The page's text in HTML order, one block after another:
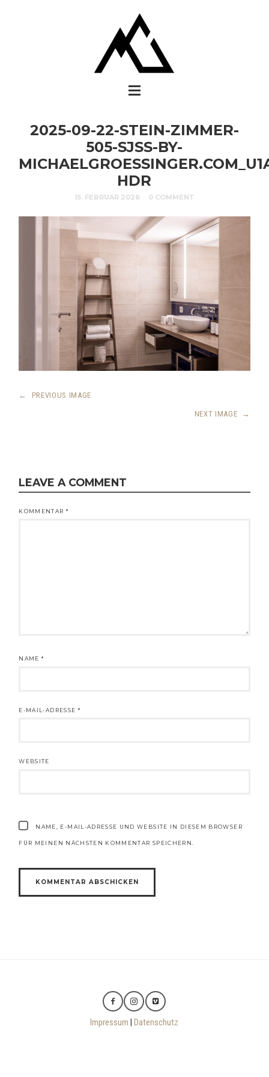
2025-09-22-STEIN-ZIMMER-
505-SJSS-BY-
HDR
15. FEBRUAR 2026 0 COMMENT
← PREVIOUS IMAGE
NEXT IMAGE →
LEAVE A COMMENT
KOMMENTAR *
NAME*
E-MAIL-ADRESSE *
WEBSITE
NAME, E-MAIL-ADRESSE UND WEBSITE IN DIESEM BROWSER
FÜR MEINEN NÄCHSTEN KOMMENTAR SPEICHERN.
Impressum |Datenschutz